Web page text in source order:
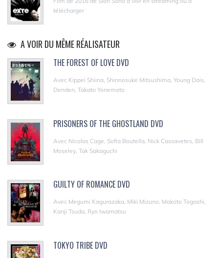
télécharger
A VOIR DU MÊME RÉALISATEUR
THE FOREST OF LOVE DVD
Avec Kippei Shiina, Shinnosuke Mitsushima, Young Dais,
Denden, Takato Yonemoto
PRISONERS OF THE GHOSTLAND DVD
Avec Nicolas Cage, Sofia Boutella, Nick Cassavetes, Bill
Moseley, Tak Sakaguchi
GUILTY OF ROMANCE DVD
Avec Megumi Kagurazaka, Miki Mizuno, Makoto Togashi,
Kanji Tsuda, Ryo Iwamatsu
TOKYO TRIBE DVD